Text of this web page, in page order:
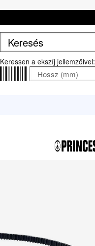
Keressen a ekszíj jellemzőivel: